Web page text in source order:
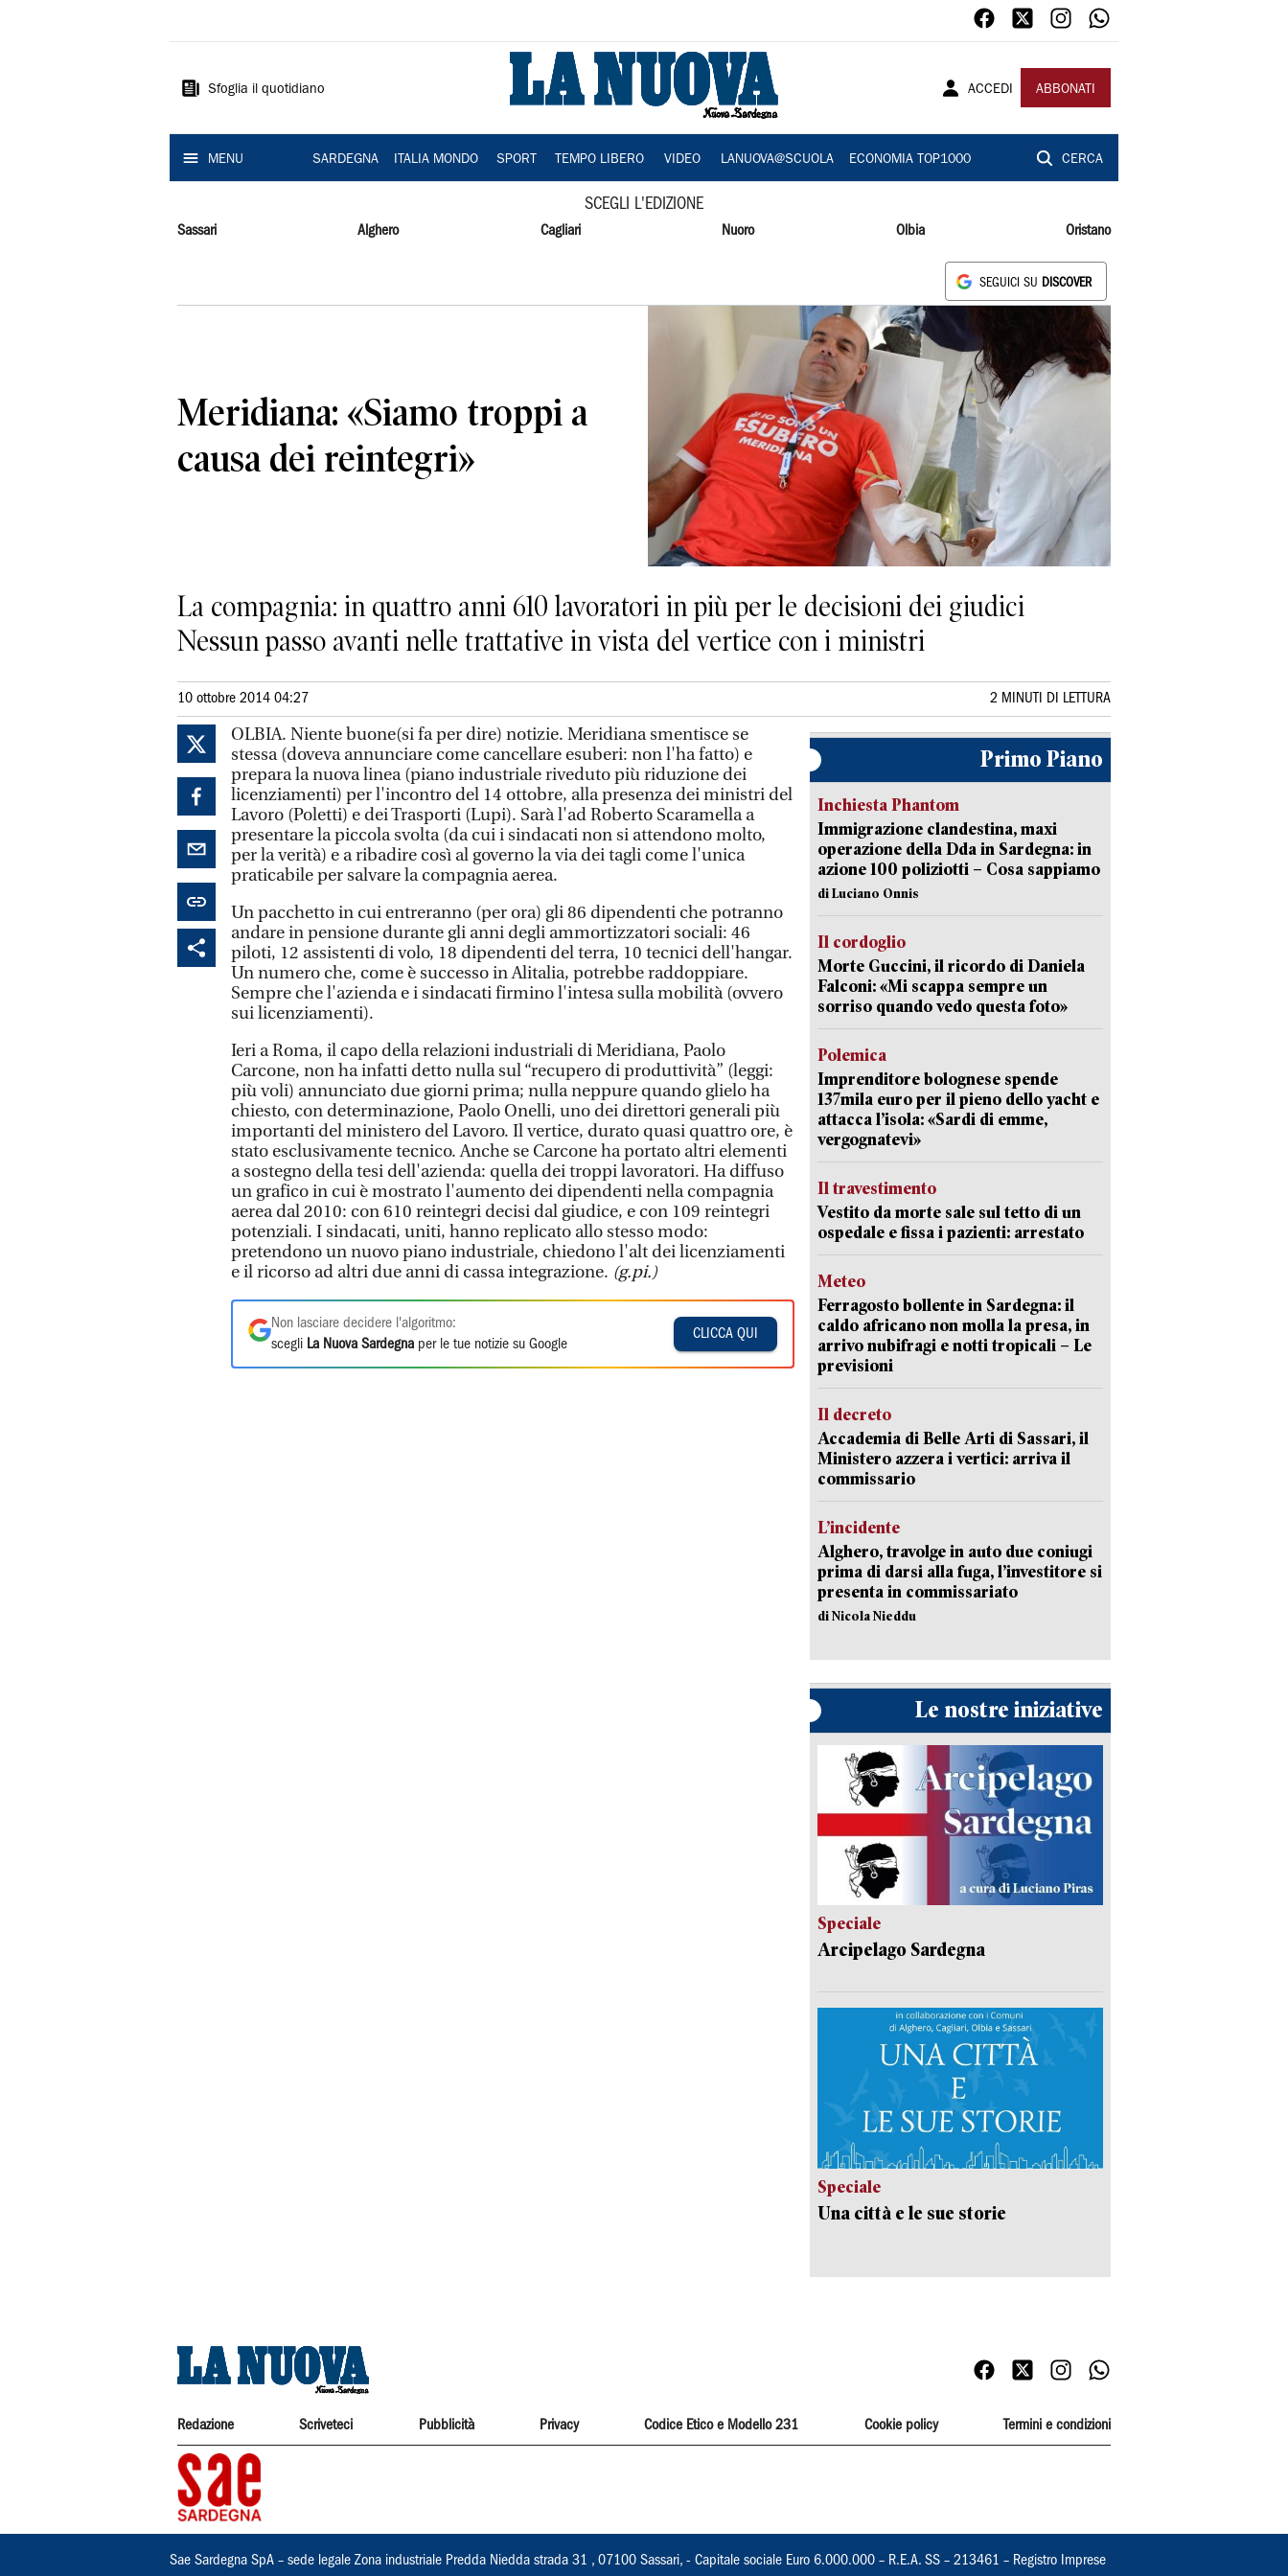
Sardegna
Sfoglia il quotidiano ACCEDI ABBONATI
MENU SARDEGNA ITALIA MONDO SPORT TEMPO LIBERO VIDEO LANUOVA@SCUOLA ECONOMIA TOP1000 CERCA
SCEGLI L'EDIZIONE
Sassari Alghero Cagliari Nuoro Olbia Oristano
SEGUICI SU DISCOVER
Meridiana: «Siamo troppi a
causa dei reintegri»
La compagnia: in quattro anni 610 lavoratori in più per le decisioni dei giudici
Nessun passo avanti nelle trattative in vista del vertice con i ministri
10 ottobre 2014 04:27 2 MINUTI DI LETTURA
OLBIA. Niente buone(si fa per dire) notizie. Meridiana smentisce se
stessa (doveva annunciare come cancellare esuberi: non l'ha fatto) e
prepara la nuova linea (piano industriale riveduto più riduzione dei
licenziamenti) per l'incontro del 14 ottobre, alla presenza dei ministri del
Lavoro (Poletti) e dei Trasporti (Lupi). Sarà l'ad Roberto Scaramella a
presentare la piccola svolta (da cui i sindacati non si attendono molto,
per la verità) e a ribadire così al governo la via dei tagli come l'unica
praticabile per salvare la compagnia aerea.
Un pacchetto in cui entreranno (per ora) gli 86 dipendenti che potranno
andare in pensione durante gli anni degli ammortizzatori sociali: 46
piloti, 12 assistenti di volo, 18 dipendenti del terra, 10 tecnici dell'hangar.
Un numero che, come è successo in Alitalia, potrebbe raddoppiare.
Sempre che l'azienda e i sindacati firmino l'intesa sulla mobilità (ovvero
sui licenziamenti).
Ieri a Roma, il capo della relazioni industriali di Meridiana, Paolo
Carcone, non ha infatti detto nulla sul “recupero di produttività” (leggi:
più voli) annunciato due giorni prima; nulla neppure quando glielo ha
chiesto, con determinazione, Paolo Onelli, uno dei direttori generali più
importanti del ministero del Lavoro. Il vertice, durato quasi quattro ore, è
stato esclusivamente tecnico. Anche se Carcone ha portato altri elementi
a sostegno della tesi dell'azienda: quella dei troppi lavoratori. Ha diffuso
un grafico in cui è mostrato l'aumento dei dipendenti nella compagnia
aerea dal 2010: con 610 reintegri decisi dal giudice, e con 109 reintegri
potenziali. I sindacati, uniti, hanno replicato allo stesso modo:
pretendono un nuovo piano industriale, chiedono l'alt dei licenziamenti
e il ricorso ad altri due anni di cassa integrazione. (g.pi.)
Non lasciare decidere l'algoritmo:
scegli La Nuova Sardegna per le tue notizie su Google
CLICCA QUI
Primo Piano
Inchiesta Phantom
Immigrazione clandestina, maxi
operazione della Dda in Sardegna: in
azione 100 poliziotti – Cosa sappiamo
di Luciano Onnis
Il cordoglio
Morte Guccini, il ricordo di Daniela
Falconi: «Mi scappa sempre un
sorriso quando vedo questa foto»
Polemica
Imprenditore bolognese spende
137mila euro per il pieno dello yacht e
attacca l’isola: «Sardi di emme,
vergognatevi»
Il travestimento
Vestito da morte sale sul tetto di un
ospedale e fissa i pazienti: arrestato
Meteo
Ferragosto bollente in Sardegna: il
caldo africano non molla la presa, in
arrivo nubifragi e notti tropicali – Le
previsioni
Il decreto
Accademia di Belle Arti di Sassari, il
Ministero azzera i vertici: arriva il
commissario
L’incidente
Alghero, travolge in auto due coniugi
prima di darsi alla fuga, l’investitore si
presenta in commissariato
di Nicola Nieddu
Le nostre iniziative
Speciale
Arcipelago Sardegna
Speciale
Una città e le sue storie
Redazione Scriveteci Pubblicità Privacy Codice Etico e Modello 231 Cookie policy Termini e condizioni
Sae Sardegna SpA – sede legale Zona industriale Predda Niedda strada 31 , 07100 Sassari, - Capitale sociale Euro 6.000.000 – R.E.A. SS – 213461 – Registro Imprese